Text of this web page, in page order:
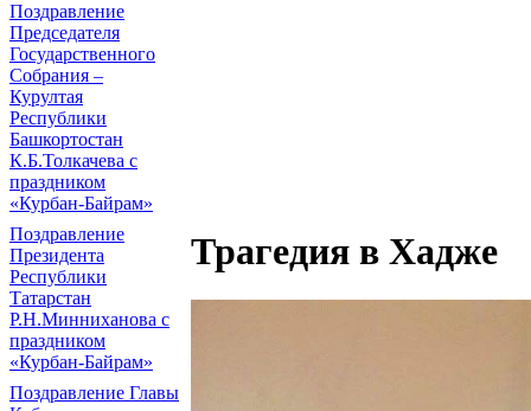
Поздравление
Председателя
Государственного
Собрания –
Курултая
Республики
Башкортостан
К.Б.Толкачева с
праздником
«Курбан-Байрам»
Поздравление
Президента
Республики
Татарстан
Р.Н.Минниханова с
праздником
«Курбан-Байрам»
Поздравление Главы
Трагедия в Хадже